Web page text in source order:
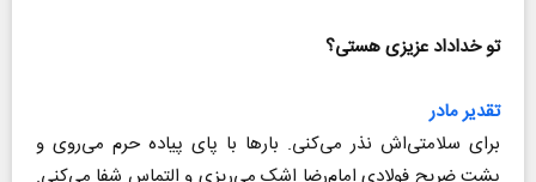
تو خداداد عزیزی هستی؟
تقدیر مادر
برای سلامتی‌اش نذر می‌کنی. بارها با پای پیاده حرم می‌روی و